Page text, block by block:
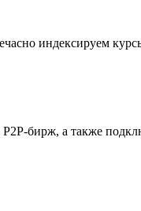
индексируем
бирж, а также